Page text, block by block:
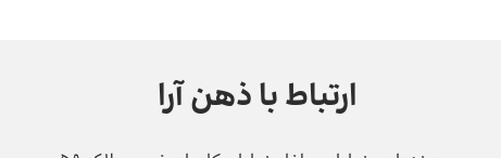
ارتباط با ذهن آرا